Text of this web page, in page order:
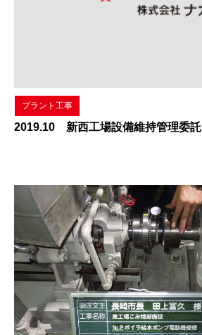
プラント工事
2019.10 新西工場設備維持管理委託